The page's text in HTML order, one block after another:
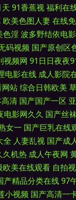
址在线观看 四虎性爱aV
入美女的网站 欧洲Au麻
蕉丁香 日韩字幕中文 综
三区 伊人大香蕉伊人
人看 欧亚av 91探花黑丝
avbt 97色色综合影院
影 豆花社区在线观看
永久地址 欧洲性生活社
91香蕉视福利在
欧美色图人妻在线
色淫波多野结依电影
码视频 国产原创区
视频网 91日日夜夜
电影在线 成人影院
站综合日韩欧美
清 国产国产一区
电影网久久 国产丝
女一 国产巨乳在线
全 人妻乱视 国产成
久机热 成人午夜网
欧美在线观看 自拍
产精品分类在线97
小视频 国产高清一